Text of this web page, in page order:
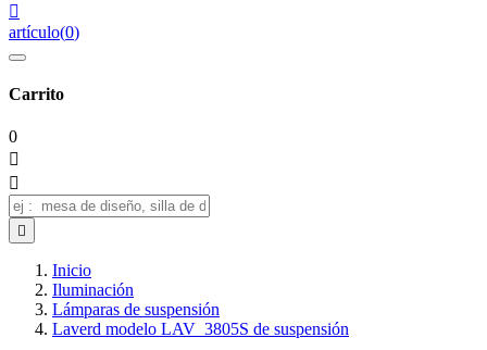

artículo(0)
Carrito
0



Inicio
Iluminación
Lámparas de suspensión
Laverd modelo LAV_3805S de suspensión